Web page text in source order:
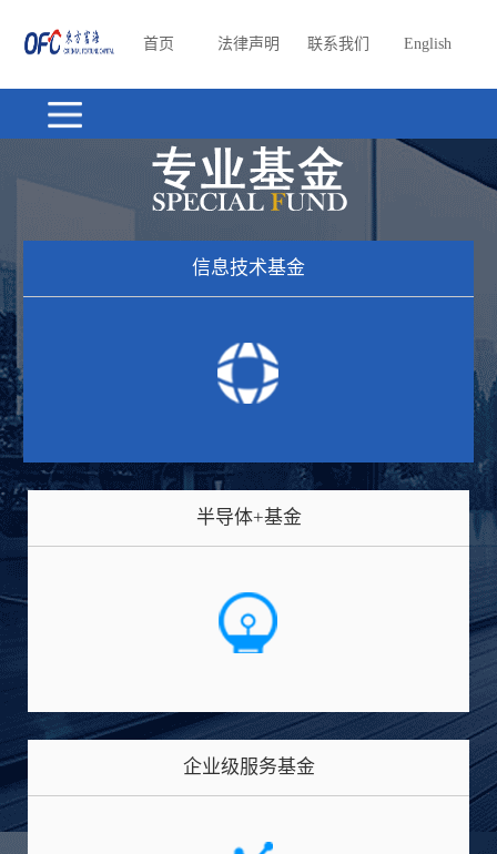
首页 法律声明 联系我们 English
信息技术基金
半导体+基金
企业级服务基金